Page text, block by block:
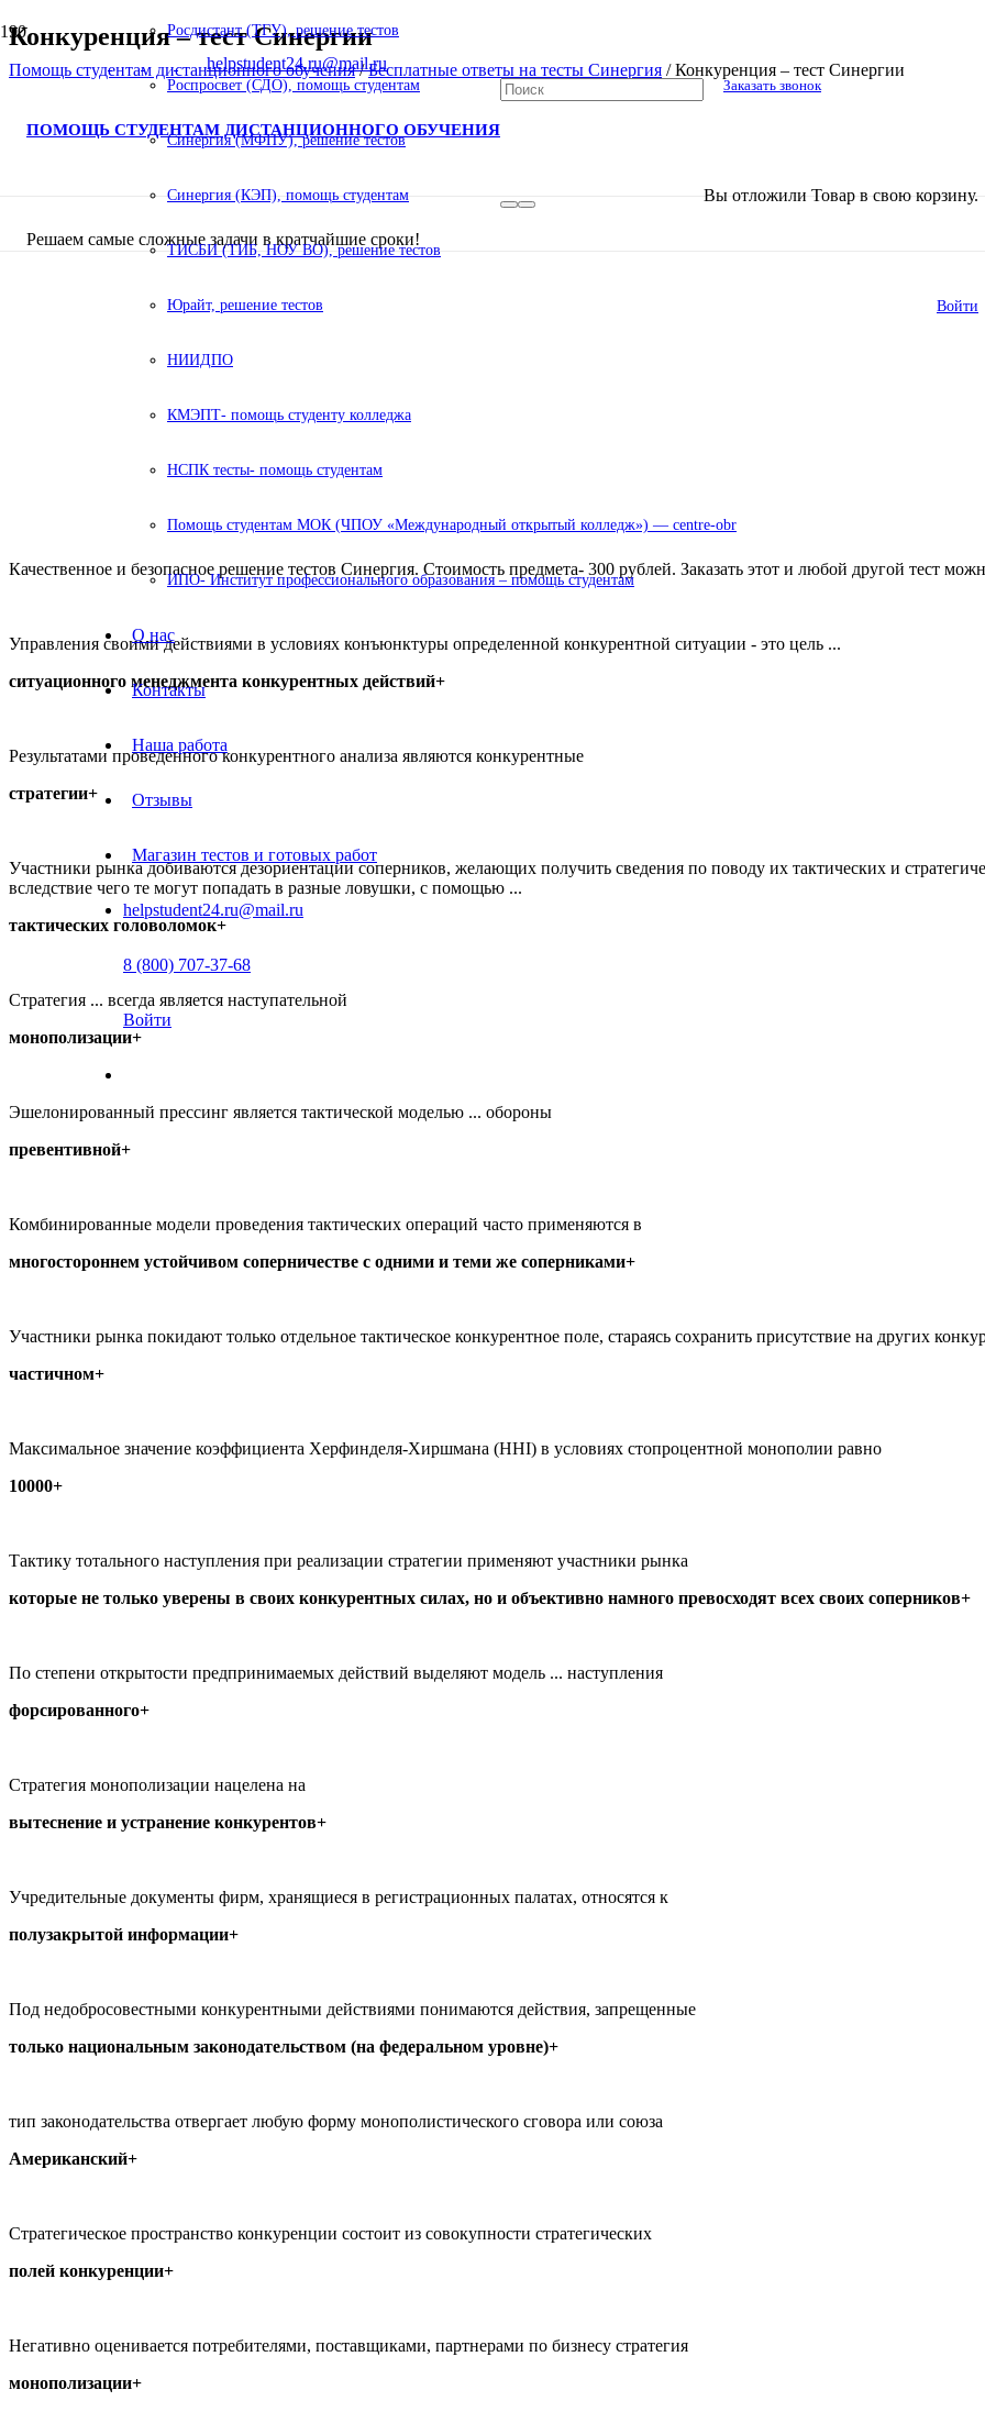
helpstudent24.ru@mail.ru
ПОМОЩЬ СТУДЕНТАМ ДИСТАНЦИОННОГО ОБУЧЕНИЯ
Решаем самые сложные задачи в кратчайшие сроки!
В списке найденных результатов
Заказать звонок
Вы отложили Товар в свою корзину.
Войти
Росдистант (ТГУ), решение тестов
Роспросвет (СДО), помощь студентам
Синергия (МФПУ), решение тестов
Синергия (КЭП), помощь студентам
ТИСБИ (ТИБ, НОУ ВО), решение тестов
Юрайт, решение тестов
НИИДПО
КМЭПТ- помощь студенту колледжа
НСПК тесты- помощь студентам
Помощь студентам МОК (ЧПОУ «Международный открытый колледж») — centre-obr
ИПО- Институт профессионального образования – помощь студентам
О нас
Контакты
Наша работа
Отзывы
Магазин тестов и готовых работ
helpstudent24.ru@mail.ru
8 (800) 707-37-68
Войти
Конкуренция – тест Синергии
Помощь студентам дистанционного обучения/Бесплатные ответы на тесты Синергия /Конкуренция – тест Синергии
Качественное и безопасное решение тестов Синергия. Стоимость предмета- 300 рублей. Заказать этот и любой другой тест
Управления своими действиями в условиях конъюнктуры определенной конкурентной ситуации - это цель ...
ситуационного менеджмента конкурентных действий+
Результатами проведенного конкурентного анализа являются конкурентные
стратегии+
Участники рынка добиваются дезориентации соперников, желающих получить сведения по поводу их тактических и
вследствие чего те могут попадать в разные ловушки, с помощью ...
тактических головоломок+
Стратегия ... всегда является наступательной
монополизации+
Эшелонированный прессинг является тактической моделью ... обороны
превентивной+
Комбинированные модели проведения тактических операций часто применяются в
многостороннем устойчивом соперничестве с одними и теми же соперниками+
Участники рынка покидают только отдельное тактическое конкурентное поле, стараясь сохранить присутствие на других
частичном+
Максимальное значение коэффициента Херфинделя-Хиршмана (HHI) в условиях стопроцентной монополии равно
10000+
Тактику тотального наступления при реализации стратегии применяют участники рынка
которые не только уверены в своих конкурентных силах, но и объективно намного превосходят всех своих соперников+
По степени открытости предпринимаемых действий выделяют модель ... наступления
форсированного+
Стратегия монополизации нацелена на
вытеснение и устранение конкурентов+
Учредительные документы фирм, хранящиеся в регистрационных палатах, относятся к
полузакрытой информации+
Под недобросовестными конкурентными действиями понимаются действия, запрещенные
только национальным законодательством (на федеральном уровне)+
тип законодательства отвергает любую форму монополистического сговора или союза
Американский+
Стратегическое пространство конкуренции состоит из совокупности стратегических
полей конкуренции+
Негативно оценивается потребителями, поставщиками, партнерами по бизнесу стратегия
монополизации+